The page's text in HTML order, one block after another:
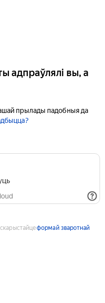
адпраўлялі вы, а
прылады падобныя да
формай зваротнай